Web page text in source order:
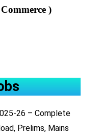
)
26 – Complete
Prelims, Mains